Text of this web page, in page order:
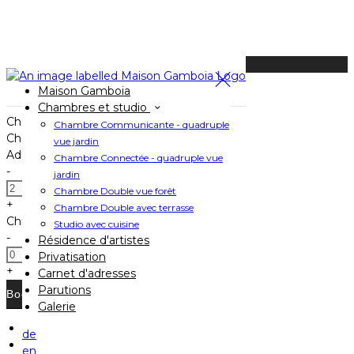
Maison Gamboia
Chambres et studio
Chambre Communicante - quadruple
vue jardin
Chambre Connectée - quadruple vue
jardin
Chambre Double vue forêt
Chambre Double avec terrasse
Studio avec cuisine
Résidence d'artistes
Privatisation
Carnet d'adresses
Parutions
Galerie
de
en
Book your stay
Check In
Check Out
Adults
-
+
Children
-
+